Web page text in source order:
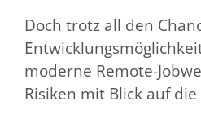
Doch trotz all den
moderne Remote-
Risiken mit Blick auf die